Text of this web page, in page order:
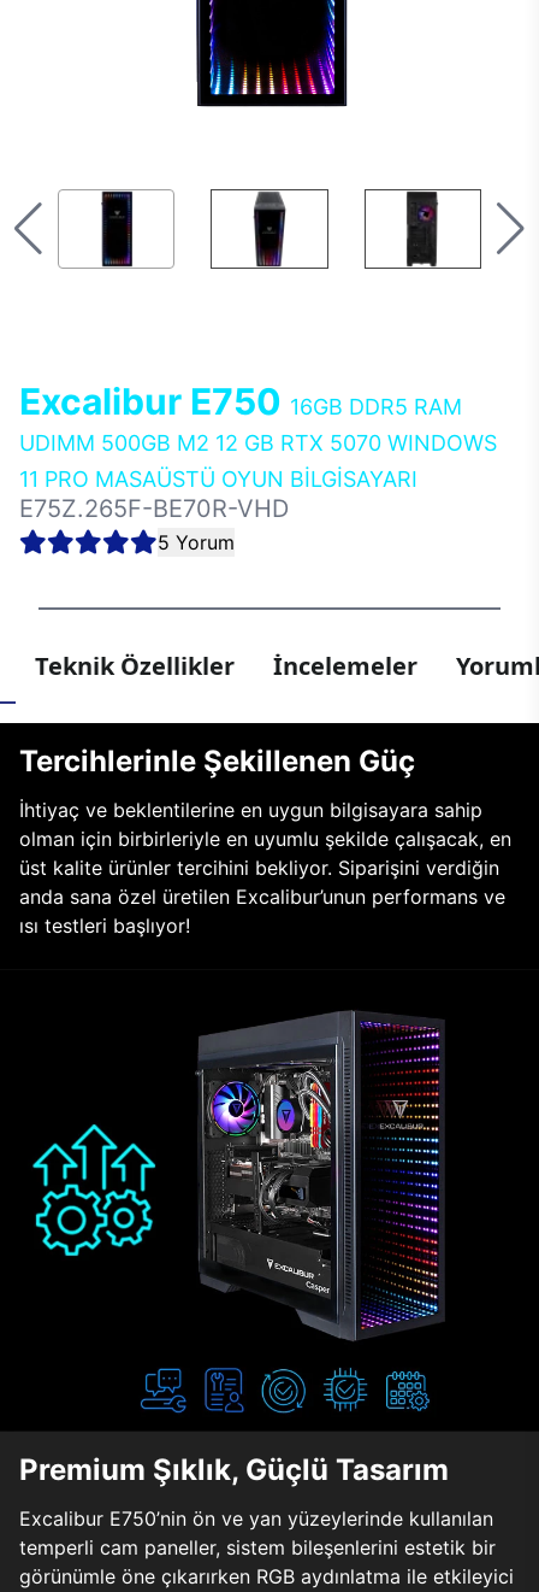
Excalibur E750 16GB DDR5 RAM
UDIMM 500GB M2 12 GB RTX 5070 WINDOWS
11 PRO MASAÜSTÜ OYUN BİLGİSAYARI
E75Z.265F-BE70R-VHD
5 Yorum
Teknik Özellikler İncelemeler
Tercihlerinle Şekillenen Güç
İhtiyaç ve beklentilerine en uygun bilgisayara sahip
olman için birbirleriyle en uyumlu şekilde çalışacak, en
üst kalite ürünler tercihini bekliyor. Siparişini verdiğin
anda sana özel üretilen Excalibur’unun performans ve
ısı testleri başlıyor!
Premium Şıklık, Güçlü Tasarım
Excalibur E750’nin ön ve yan yüzeylerinde kullanılan
temperli cam paneller, sistem bileşenlerini estetik bir
görünümle öne çıkarırken RGB aydınlatma ile etkileyici